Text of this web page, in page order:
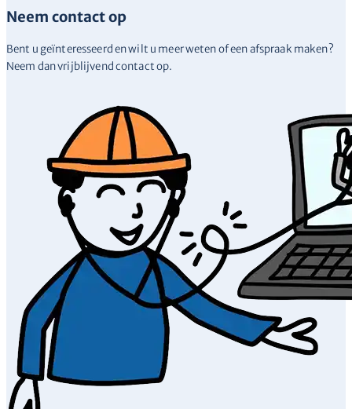
Neem contact op
Bent u geïnteresseerd en wilt u meer weten of een afspraak maken?
Neem dan vrijblijvend contact op.